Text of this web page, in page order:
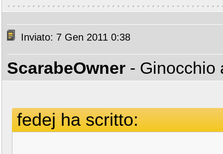
Inviato: 7 Gen 2011 0:38
ScarabeOwner - Ginocchio
fedej ha scritto: